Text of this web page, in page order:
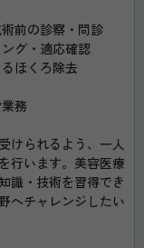
前の診察・問診
グ・適応確認
ほくろ除去
務
けられるよう、一人
行います。美容医療
識・技術を習得でき
へチャレンジしたい